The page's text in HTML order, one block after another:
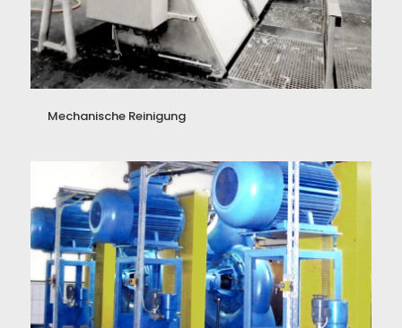
Mechanische Reinigung